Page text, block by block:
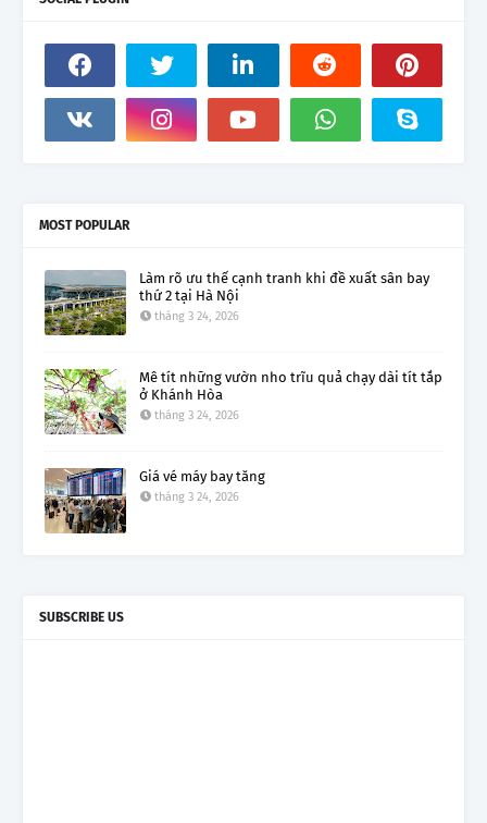
MOST POPULAR
Làm rõ ưu thế cạnh tranh khi đề xuất sân bay
thứ 2 tại Hà Nội
tháng 3 24, 2026
Mê tít những vườn nho trĩu quả chạy dài tít tắp
ở Khánh Hòa
tháng 3 24, 2026
Giá vé máy bay tăng
tháng 3 24, 2026
SUBSCRIBE US